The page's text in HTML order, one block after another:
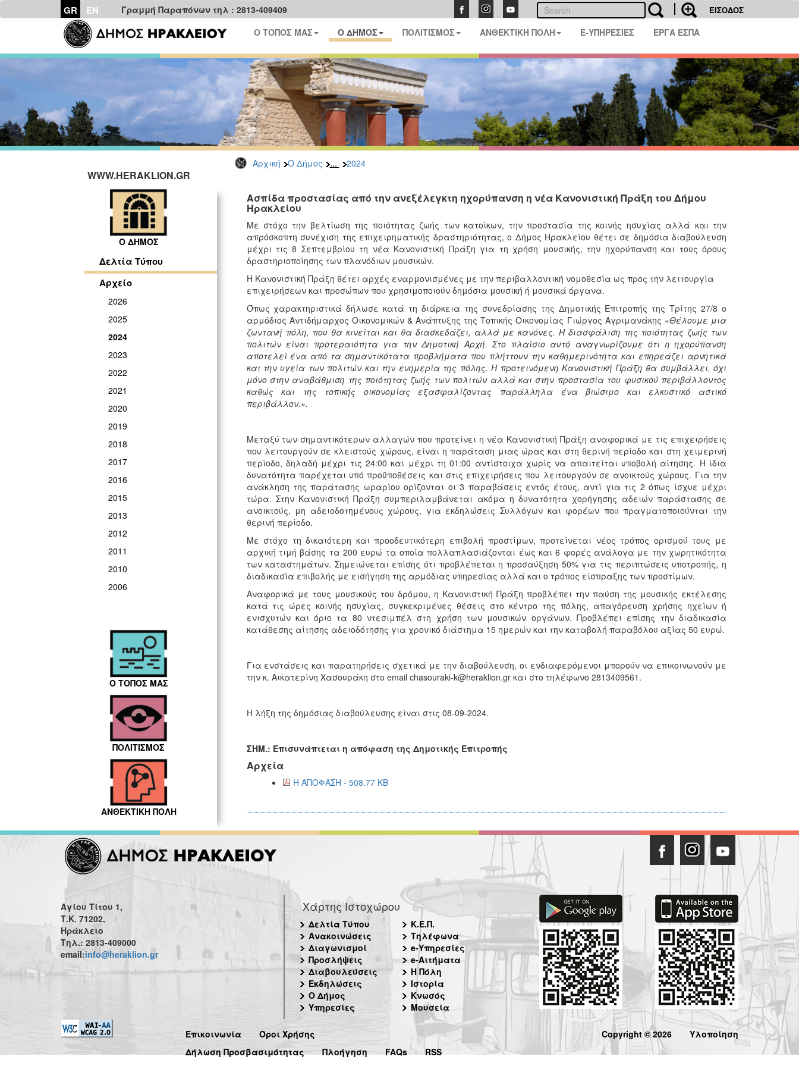
GR EN Γραμμή Παραπόνων τηλ : 2813-409409 ΕΙΣΟΔΟΣ
Ο ΤΟΠΟΣ ΜΑΣ Ο ΔΗΜΟΣ ΠΟΛΙΤΙΣΜΟΣ ΑΝΘΕΚΤΙΚΗ ΠΟΛΗ E-ΥΠΗΡΕΣΙΕΣ ΕΡΓΑ ΕΣΠΑ
Αρχική Ο Δήμος ... 2024
WWW.HERAKLION.GR
Ο ΔΗΜΟΣ
Δελτία Τύπου
Αρχείο
2026
2025
2024
2023
2022
2021
2020
2019
2018
2017
2016
2015
2013
2012
2011
2010
2006
Ο ΤΟΠΟΣ ΜΑΣ
ΠΟΛΙΤΙΣΜΟΣ
ΑΝΘΕΚΤΙΚΗ ΠΟΛΗ
Ασπίδα προστασίας από την ανεξέλεγκτη ηχορύπανση η νέα Κανονιστική Πράξη του Δήμου
Ηρακλείου
Με στόχο την βελτίωση της ποιότητας ζωής των κατοίκων, την προστασία της κοινής ησυχίας αλλά και την
απρόσκοπτη συνέχιση της επιχειρηματικής δραστηριότητας, ο Δήμος Ηρακλείου θέτει σε δημόσια διαβούλευση
μέχρι τις 8 Σεπτεμβρίου τη νέα Κανονιστική Πράξη για τη χρήση μουσικής, την ηχορύπανση και τους όρους
δραστηριοποίησης των πλανόδιων μουσικών.
Η Κανονιστική Πράξη θέτει αρχές εναρμονισμένες με την περιβαλλοντική νομοθεσία ως προς την λειτουργία
επιχειρήσεων και προσώπων που χρησιμοποιούν δημόσια μουσική ή μουσικά όργανα.
Όπως χαρακτηριστικά δήλωσε κατά τη διάρκεια της συνεδρίασης της Δημοτικής Επιτροπής της Τρίτης 27/8 ο
αρμόδιος Αντιδήμαρχος Οικονομικών & Ανάπτυξης της Τοπικής Οικονομίας Γιώργος Αγριμανάκης «Θέλουμε μια
ζωντανή πόλη, που θα κινείται και θα διασκεδάζει, αλλά με κανόνες. Η διασφάλιση της ποιότητας ζωής των
πολιτών είναι προτεραιότητα για την Δημοτική Αρχή. Στο πλαίσιο αυτό αναγνωρίζουμε ότι η ηχορύπανση
αποτελεί ένα από τα σημαντικότατα προβλήματα που πλήττουν την καθημερινότητα και επηρεάζει αρνητικά
και την υγεία των πολιτών και την ευημερία της πόλης. Η προτεινόμενη Κανονιστική Πράξη θα συμβάλλει, όχι
μόνο στην αναβάθμιση της ποιότητας ζωής των πολιτών αλλά και στην προστασία του φυσικού περιβάλλοντος
καθώς και της τοπικής οικονομίας εξασφαλίζοντας παράλληλα ένα βιώσιμο και ελκυστικό αστικό
περιβάλλον.».
Μεταξύ των σημαντικότερων αλλαγών που προτείνει η νέα Κανονιστική Πράξη αναφορικά με τις επιχειρήσεις
που λειτουργούν σε κλειστούς χώρους, είναι η παράταση μιας ώρας και στη θερινή περίοδο και στη χειμερινή
περίοδο, δηλαδή μέχρι τις 24:00 και μέχρι τη 01:00 αντίστοιχα χωρίς να απαιτείται υποβολή αίτησης. Η ίδια
δυνατότητα παρέχεται υπό προϋποθέσεις και στις επιχειρήσεις που λειτουργούν σε ανοικτούς χώρους. Για την
ανάκληση της παράτασης ωραρίου ορίζονται οι 3 παραβάσεις εντός έτους, αντί για τις 2 όπως ίσχυε μέχρι
τώρα. Στην Κανονιστική Πράξη συμπεριλαμβάνεται ακόμα η δυνατότητα χορήγησης αδειών παράστασης σε
ανοικτούς, μη αδειοδοτημένους χώρους, για εκδηλώσεις Συλλόγων και φορέων που πραγματοποιούνται την
θερινή περίοδο.
Με στόχο τη δικαιότερη και προοδευτικότερη επιβολή προστίμων, προτείνεται νέος τρόπος ορισμού τους με
αρχική τιμή βάσης τα 200 ευρώ τα οποία πολλαπλασιάζονται έως και 6 φορές ανάλογα με την χωρητικότητα
των καταστημάτων. Σημειώνεται επίσης ότι προβλέπεται η προσαύξηση 50% για τις περιπτώσεις υποτροπής, η
διαδικασία επιβολής με εισήγηση της αρμόδιας υπηρεσίας αλλά και ο τρόπος είσπραξης των προστίμων.
Αναφορικά με τους μουσικούς του δρόμου, η Κανονιστική Πράξη προβλέπει την παύση της μουσικής εκτέλεσης
κατά τις ώρες κοινής ησυχίας, συγκεκριμένες θέσεις στο κέντρο της πόλης, απαγόρευση χρήσης ηχείων ή
ενισχυτών και όριο τα 80 ντεσιμπέλ στη χρήση των μουσικών οργάνων. Προβλέπει επίσης την διαδικασία
κατάθεσης αίτησης αδειοδότησης για χρονικό διάστημα 15 ημερών και την καταβολή παραβόλου αξίας 50 ευρώ.
Για ενστάσεις και παρατηρήσεις σχετικά με την διαβούλευση, οι ενδιαφερόμενοι μπορούν να επικοινωνούν με
την κ. Αικατερίνη Χασουράκη στο email chasouraki-k@heraklion.gr και στο τηλέφωνο 2813409561.
Η λήξη της δημόσιας διαβούλευσης είναι στις 08-09-2024.
ΣΗΜ.: Επισυνάπτεται η απόφαση της Δημοτικής Επιτροπής
Αρχεία
Η ΑΠΟΦΑΣΗ - 508.77 KB
Αγίου Τίτου 1,
Τ.Κ. 71202,
Ηράκλειο
Τηλ.: 2813-409000
email:info@heraklion.gr
Χάρτης Ιστοχώρου
Δελτία Τύπου
Ανακοινώσεις
Διαγωνισμοί
Προσλήψεις
Διαβουλεύσεις
Εκδηλώσεις
Ο Δήμος
Υπηρεσίες
Κ.Ε.Π.
Τηλέφωνα
e-Υπηρεσίες
e-Αιτήματα
Η Πόλη
Ιστορία
Κνωσός
Μουσεία
Επικοινωνία
Όροι Χρήσης
Δήλωση Προσβασιμότητας
Πλοήγηση FAQs RSS
Copyright © 2026 Υλοποίηση